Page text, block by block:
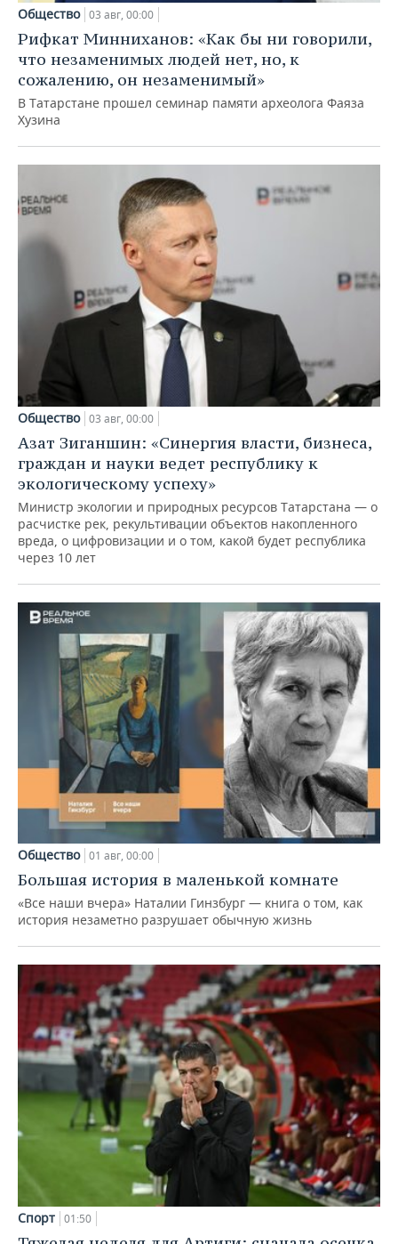
Общество 03 авг, 00:00
Рифкат Минниханов: «Как бы ни говорили,
что незаменимых людей нет, но, к
сожалению, он незаменимый»
В Татарстане прошел семинар памяти археолога Фаяза
Хузина
Общество 03 авг, 00:00
Азат Зиганшин: «Синергия власти, бизнеса,
граждан и науки ведет республику к
экологическому успеху»
Министр экологии и природных ресурсов Татарстана — о
расчистке рек, рекультивации объектов накопленного
вреда, о цифровизации и о том, какой будет республика
через 10 лет
Общество 01 авг, 00:00
Большая история в маленькой комнате
«Все наши вчера» Наталии Гинзбург — книга о том, как
история незаметно разрушает обычную жизнь
Спорт 01:50